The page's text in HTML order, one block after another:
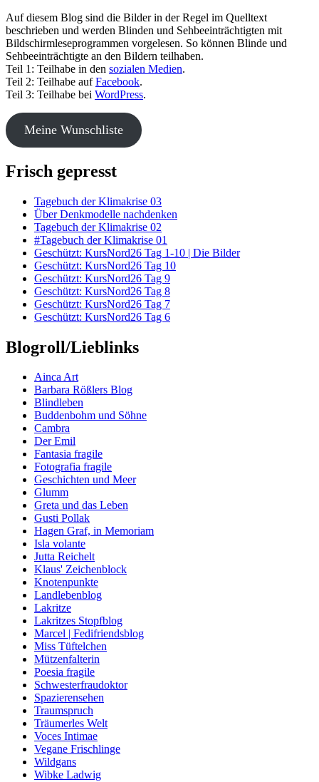
Auf diesem Blog sind die Bilder in der Regel im Quelltext
beschrieben und werden Blinden und Sehbeeinträchtigten mit
Bildschirmleseprogrammen vorgelesen. So können Blinde und
Sehbeeinträchtigte an den Bildern teilhaben.
Teil 1: Teilhabe in den sozialen Medien.
Teil 2: Teilhabe aufFacebook.
Teil 3: Teilhabe bei WordPress.
Meine Wunschliste
Frisch gepresst
Tagebuch der Klimakrise 03
Über Denkmodelle nachdenken
Tagebuch der Klimakrise 02
#Tagebuch der Klimakrise 01
Geschützt: KursNord26 Tag 1-10 | Die Bilder
Geschützt: KursNord26 Tag 10
Geschützt: KursNord26 Tag 9
Geschützt: KursNord26 Tag 8
Geschützt: KursNord26 Tag 7
Geschützt: KursNord26 Tag 6
Blogroll/Lieblinks
Ainca Art
Barbara Rößlers Blog
Blindleben
Buddenbohm und Söhne
Cambra
Der Emil
Fantasia fragile
Fotografia fragile
Geschichten und Meer
Glumm
Greta und das Leben
Gusti Pollak
Hagen Graf, in Memoriam
Isla volante
Jutta Reichelt
Klaus' Zeichenblock
Knotenpunkte
Landlebenblog
Lakritze
Lakritzes Stopfblog
Marcel | Fedifriendsblog
Miss Tüftelchen
Mützenfalterin
Poesia fragile
Schwesterfraudoktor
Spazierensehen
Traumspruch
Träumerles Welt
Voces Intimae
Vegane Frischlinge
Wildgans
Wibke Ladwig